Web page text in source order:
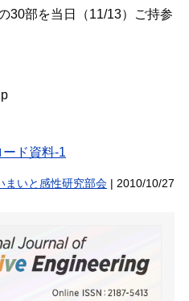
30部を当日（11/13）ご持参
ード資料-1
まいと感性研究部会 |2010/10/27